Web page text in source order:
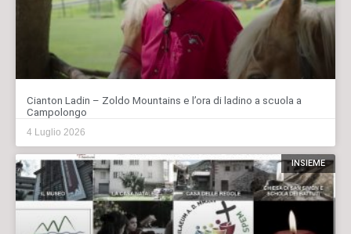
Cianton Ladin – Zoldo Mountains e l’ora di ladino a scuola a
Campolongo
4 Luglio 2026
INSIEME